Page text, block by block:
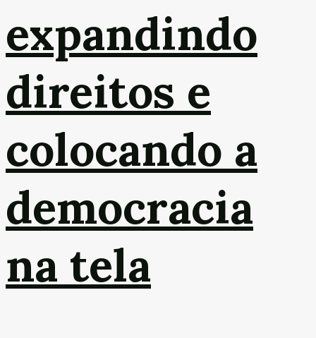
expandindo
direitos e
colocando a
democracia
na tela